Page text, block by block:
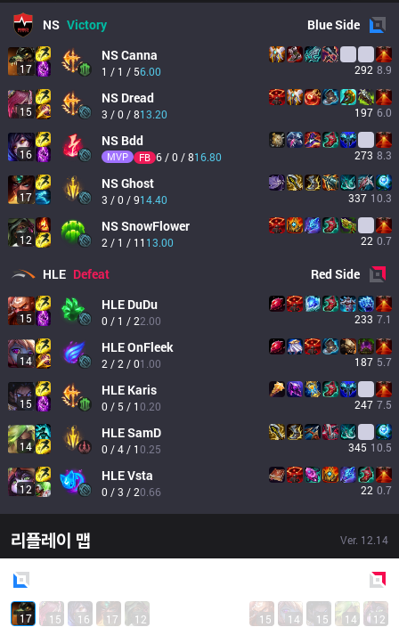
NS Victory BlueSide
17
NSCanna
1 / 1 / 56.00 292 8.9
15
NS Dread
3 / 0 / 813.20 197 6.0
16
NS Bdd
MVP FB 6 / 0 / 816.80 273 8.3
17
NSGhost
3 / 0 / 914.40 337 10.3
12
NSSnowFlower
2 / 1 / 11 13.00 22 0.7
HLE Defeat RedSide
15
HLE DuDu
0 / 1 / 22.00 233 7.1
14
HLEOnFleek
2 / 2 / 01.00 187 5.7
15
HLE Karis
0 / 5 / 10.20 247 7.5
14
HLESamD
0 / 4 / 10.25 345 10.5
12
HLEVsta
0 / 3 / 20.66 22 0.7
리플레이 맵 Ver. 12.14
17 15 16 17 12 15 14 15 14 12